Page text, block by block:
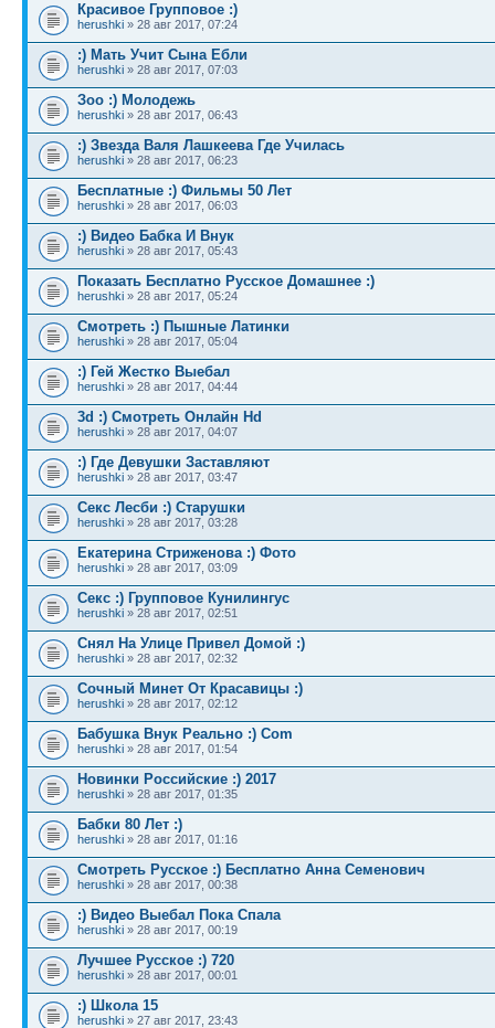
Красивое Групповое :)
herushki » 28 авг 2017, 07:24
:) Мать Учит Сына Ебли
herushki » 28 авг 2017, 07:03
Зоо :) Молодежь
herushki » 28 авг 2017, 06:43
:) Звезда Валя Лашкеева Где Училась
herushki » 28 авг 2017, 06:23
Бесплатные :) Фильмы 50 Лет
herushki » 28 авг 2017, 06:03
:) Видео Бабка И Внук
herushki » 28 авг 2017, 05:43
Показать Бесплатно Русское Домашнее :)
herushki » 28 авг 2017, 05:24
Смотреть :) Пышные Латинки
herushki » 28 авг 2017, 05:04
:) Гей Жестко Выебал
herushki » 28 авг 2017, 04:44
3d :) Смотреть Онлайн Hd
herushki » 28 авг 2017, 04:07
:) Где Девушки Заставляют
herushki » 28 авг 2017, 03:47
Секс Лесби :) Старушки
herushki » 28 авг 2017, 03:28
Екатерина Стриженова :) Фото
herushki » 28 авг 2017, 03:09
Секс :) Групповое Кунилингус
herushki » 28 авг 2017, 02:51
Снял На Улице Привел Домой :)
herushki » 28 авг 2017, 02:32
Сочный Минет От Красавицы :)
herushki » 28 авг 2017, 02:12
Бабушка Внук Реально :) Com
herushki » 28 авг 2017, 01:54
Новинки Российские :) 2017
herushki » 28 авг 2017, 01:35
Бабки 80 Лет :)
herushki » 28 авг 2017, 01:16
Смотреть Русское :) Бесплатно Анна Семенович
herushki » 28 авг 2017, 00:38
:) Видео Выебал Пока Спала
herushki » 28 авг 2017, 00:19
Лучшее Русское :) 720
herushki » 28 авг 2017, 00:01
:) Школа 15
herushki » 27 авг 2017, 23:43